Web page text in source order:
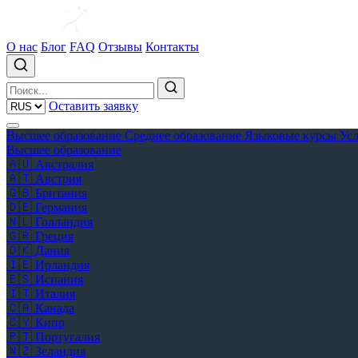
О нас Блог FAQ Отзывы Контакты
Оставить заявку
Высшее образование Среднее образование Языковые курсы
Высшее образование
🇦🇺 Австралия
🇦🇹 Австрия
🇬🇧 Британия
🇩🇪 Германия
🇳🇱 Голландия
🇬🇷 Греция
🇩🇰 Дания
🇮🇪 Ирландия
🇪🇸 Испания
🇮🇹 Италия
🇨🇦 Канада
🇨🇾 Кипр
🇵🇹 Португалия
🇳🇿 Зеландия